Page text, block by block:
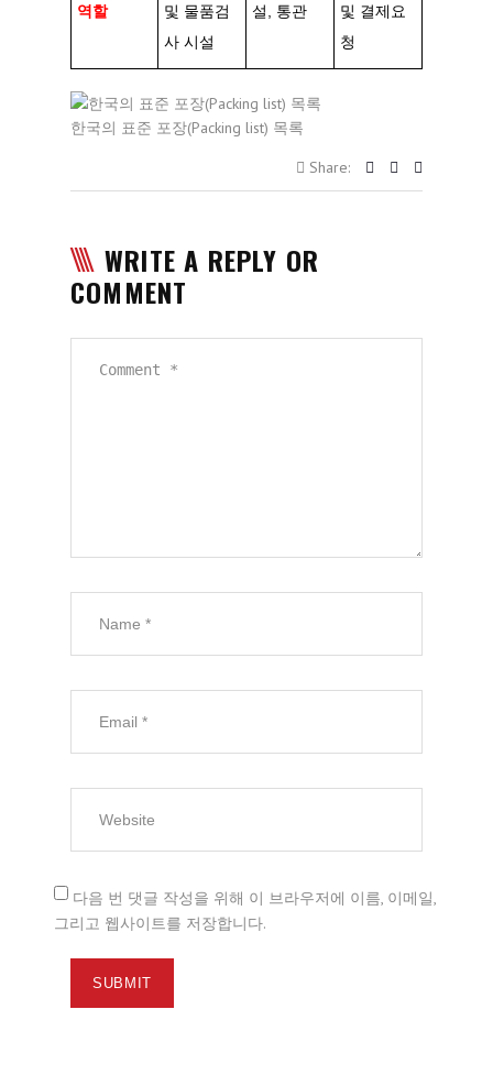
역할
및 물품검
사 시설
설, 통관
및 결제요
청
한국의 표준 포장(Packing list) 목록
Share:
WRITE A REPLY OR
COMMENT
다음 번 댓글 작성을 위해 이 브라우저에 이름, 이메일,
그리고 웹사이트를 저장합니다.